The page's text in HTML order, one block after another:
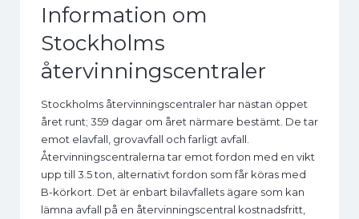
Information om
Stockholms
återvinningscentraler
Stockholms återvinningscentraler har nästan öppet
året runt; 359 dagar om året närmare bestämt. De tar
emot elavfall, grovavfall och farligt avfall.
Återvinningscentralerna tar emot fordon med en vikt
upp till 3.5 ton, alternativt fordon som får köras med
B-körkort. Det är enbart bilavfallets ägare som kan
lämna avfall på en återvinningscentral kostnadsfritt,